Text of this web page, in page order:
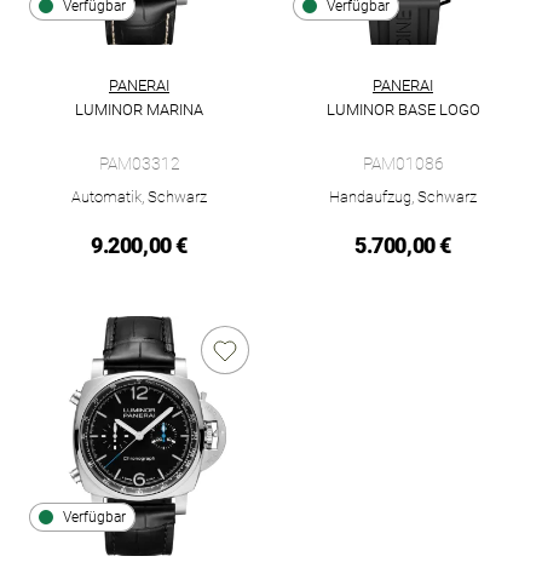
Verfügbar
PANERAI
LUMINOR MARINA
PAM03312
Automatik, Schwarz
9.200,00 €
Verfügbar
PANERAI
LUMINOR BASE LOGO
PAM01086
Handaufzug, Schwarz
5.700,00 €
Verfügbar